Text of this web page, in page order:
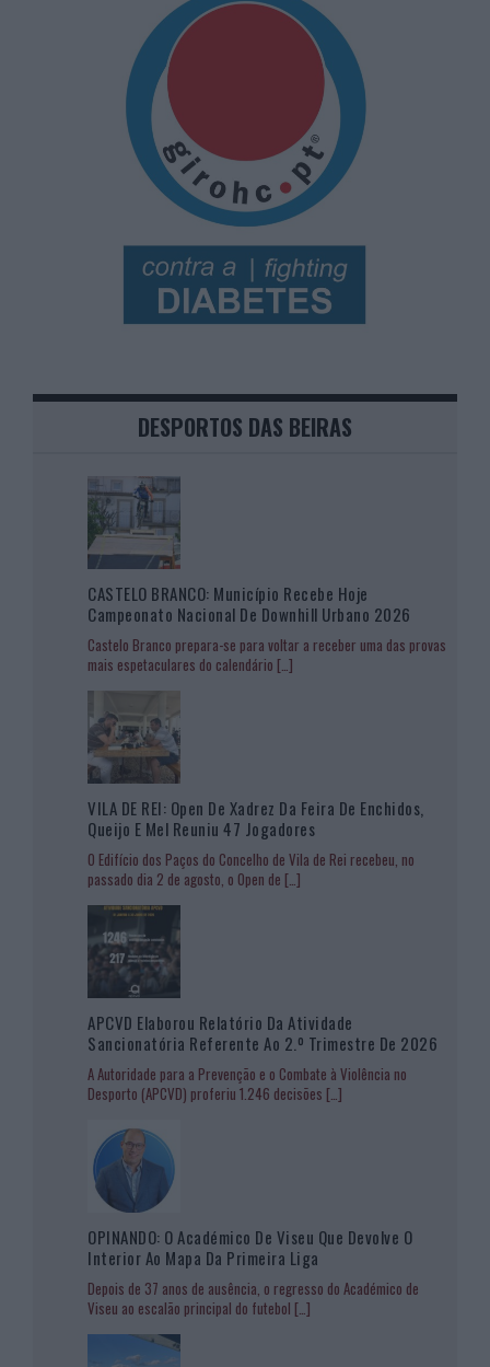
DESPORTOS DAS BEIRAS
CASTELO BRANCO: Município Recebe Hoje
Campeonato Nacional De Downhill Urbano 2026
Castelo Branco prepara-se para voltar a receber uma das provas
mais espetaculares do calendário […]
VILA DE REI: Open De Xadrez Da Feira De Enchidos,
Queijo E Mel Reuniu 47 Jogadores
O Edifício dos Paços do Concelho de Vila de Rei recebeu, no
passado dia 2 de agosto, o Open de […]
APCVD Elaborou Relatório Da Atividade
Sancionatória Referente Ao 2.º Trimestre De 2026
A Autoridade para a Prevenção e o Combate à Violência no
Desporto (APCVD) proferiu 1.246 decisões […]
OPINANDO: O Académico De Viseu Que Devolve O
Interior Ao Mapa Da Primeira Liga
Depois de 37 anos de ausência, o regresso do Académico de
Viseu ao escalão principal do futebol […]